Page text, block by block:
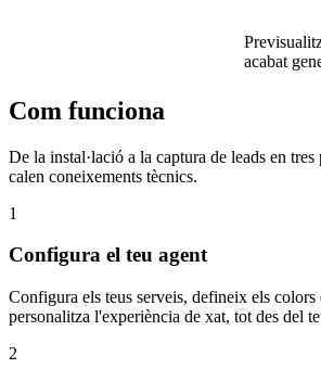
acabat
Com funciona
De la instal·lació a la captura de leads en
calen coneixements tècnics.
1
Configura el teu agent
Configura els teus serveis, defineix els colors
personalitza l'experiència de xat, tot des del
2